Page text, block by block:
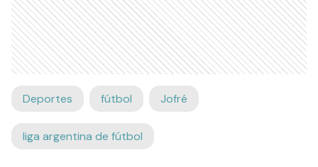
Deportes fútbol Jofré
liga argentina de fútbol